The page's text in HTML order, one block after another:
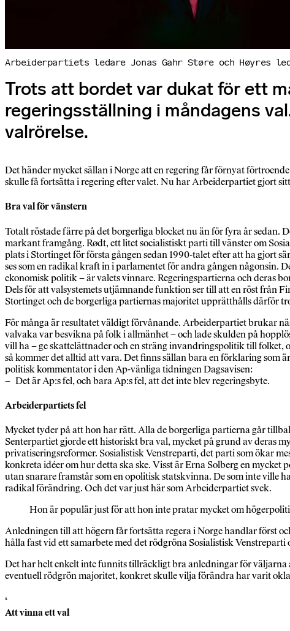
Arbeiderpartiets ledare Jonas Gahr Støre och Høyres
Trots att bordet var dukat för ett
regeringsställning i måndagens
valrörelse.
Det händer mycket sällan i Norge att en regering får förnyat
skulle få fortsätta i regering efter valet. Nu har Arbeiderpartiet gjort
Bra val för vänstern
Totalt röstade färre på det borgerliga blocket nu än för fyra år sedan.
markant framgång. Rødt, ett litet socialistiskt parti till vänster om
plats i Stortinget för första gången sedan 1990-talet efter att ha gjort
ses som en radikal kraft in i parlamentet för andra gången
ekonomisk politik – är valets vinnare. Regeringspartierna och deras
Dels för att valsystemets utjämnande funktion ser till att en röst från
Stortinget och de borgerliga partiernas majoritet upprätthålls därför
För många är resultatet väldigt förvånande. Arbeiderpartiet brukar
valvaka var besvikna på folk i allmänhet – och lade skulden på
vill ha – ge skattelättnader och en sträng invandringspolitik till
så kommer det alltid att vara. Det finns sällan bara en förklaring som
politisk kommentator i den Ap-vänliga tidningen Dagsavisen:
– Det är Ap:s fel, och bara Ap:s fel, att det inte blev regeringsbyte.
Arbeiderpartiets fel
Mycket tyder på att hon har rätt. Alla de borgerliga partierna går
Senterpartiet gjorde ett historiskt bra val, mycket på grund av deras
privatiseringsreformer. Sosialistisk Venstreparti, det parti som ökar
konkreta idéer om hur detta ska ske. Visst är Erna Solberg en
utan snarare framstår som en opolitisk statskvinna. De som inte ville
radikal förändring. Och det var just här som Arbeiderpartiet svek.
Hon är populär just för att hon inte pratar mycket om
Anledningen till att högern får fortsätta regera i Norge handlar först
hålla fast vid ett samarbete med det rödgröna Sosialistisk
Det har helt enkelt inte funnits tillräckligt bra anledningar för
eventuell rödgrön majoritet, konkret skulle vilja förändra har varit
‘
Att vinna ett val